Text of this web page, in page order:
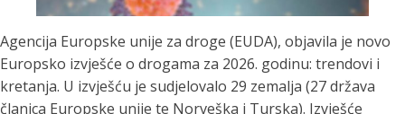
Agencija Europske unije za droge (EUDA), objavila je novo
Europsko izvješće o drogama za 2026. godinu: trendovi i
kretanja. U izvješću je sudjelovalo 29 zemalja (27 država
članica Europske unije te Norveška i Turska). Izvješće